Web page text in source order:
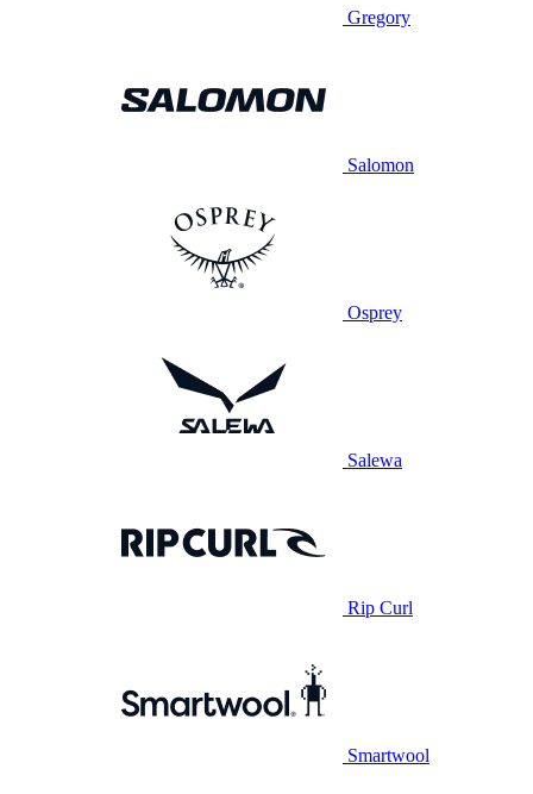
Gregory
Salomon
Osprey
Salewa
Rip Curl
Smartwool